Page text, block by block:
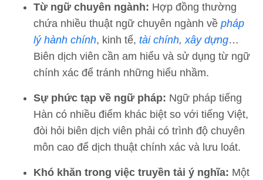
Từ ngữ chuyên ngành: Hợp đồng thường
chứa nhiều thuật ngữ chuyên ngành về pháp
lý hành chính, kinh tế, tài chính, xây dựng…
Biên dịch viên cần am hiểu và sử dụng từ ngữ
chính xác để tránh những hiểu nhầm.
Sự phức tạp về ngữ pháp: Ngữ pháp tiếng
Hàn có nhiều điểm khác biệt so với tiếng Việt,
đòi hỏi biên dịch viên phải có trình độ chuyên
môn cao để dịch thuật chính xác và lưu loát.
Khó khăn trong việc truyền tải ý nghĩa: Một